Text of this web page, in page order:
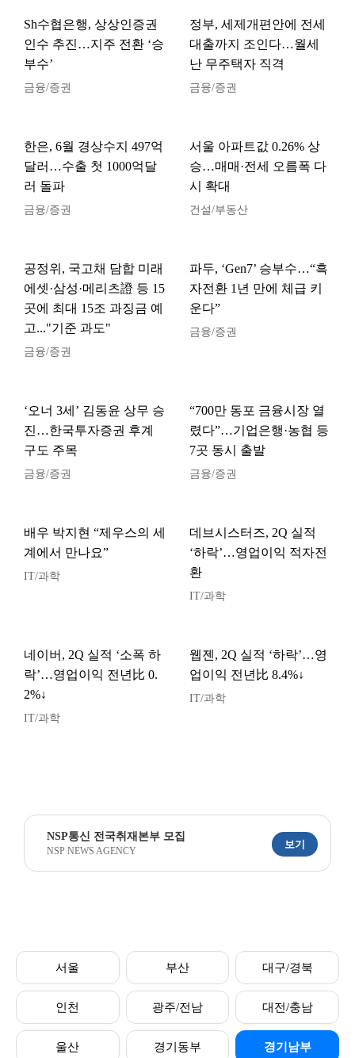
Sh수협은행, 상상인증권
인수 추진…지주 전환 ‘승
부수’
금융/증권
정부, 세제개편안에 전세
대출까지 조인다…월세
난 무주택자 직격
금융/증권
한은, 6월 경상수지 497억
달러…수출 첫 1000억달
러 돌파
금융/증권
서울 아파트값 0.26% 상
승…매매·전세 오름폭 다
시 확대
건설/부동산
공정위, 국고채 담합 미래
에셋·삼성·메리츠證 등 15
곳에 최대 15조 과징금 예
고..."기준 과도"
금융/증권
파두, ‘Gen7’ 승부수…“흑
자전환 1년 만에 체급 키
운다”
금융/증권
‘오너 3세’ 김동윤 상무 승
진…한국투자증권 후계
구도 주목
금융/증권
“700만 동포 금융시장 열
렸다”…기업은행·농협 등
7곳 동시 출발
금융/증권
배우 박지현 “제우스의 세
계에서 만나요”
IT/과학
데브시스터즈, 2Q 실적
‘하락’…영업이익 적자전
환
IT/과학
네이버, 2Q 실적 ‘소폭 하
락’…영업이익 전년比 0.
2%↓
IT/과학
웹젠, 2Q 실적 ‘하락’…영
업이익 전년比 8.4%↓
IT/과학
NSP통신 전국취재본부 모집
NSP NEWS AGENCY
보기
서울 부산 대구/경북
인천 광주/전남 대전/충남
울산 경기동부 경기남부